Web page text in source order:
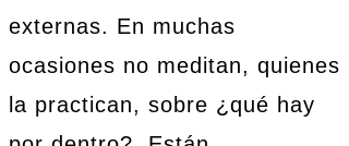
externas. En muchas
ocasiones no meditan, quienes
la practican, sobre ¿qué hay